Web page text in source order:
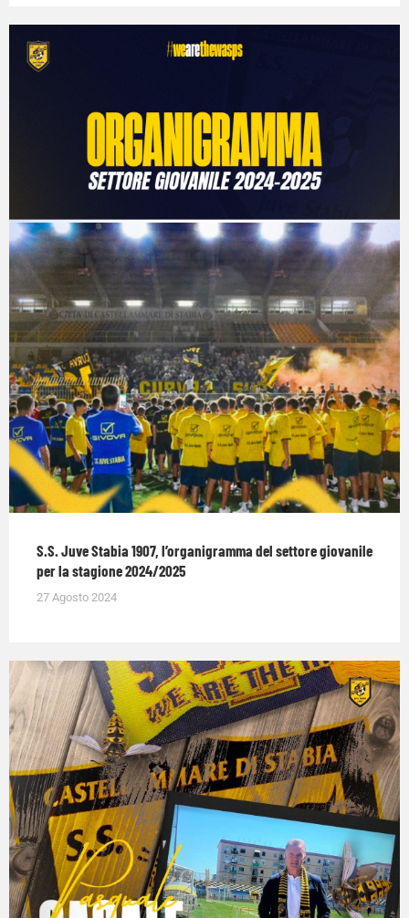
S.S. Juve Stabia 1907, l’organigramma del settore giovanile
per la stagione 2024/2025
27 Agosto 2024